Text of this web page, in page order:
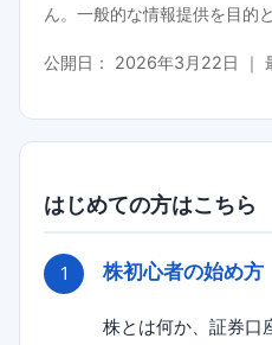
ん。一般的な情報提供を目的
公開日： 2026年3月22日 ｜
はじめての方はこちら
株初心者の始め方
株とは何か、証券口